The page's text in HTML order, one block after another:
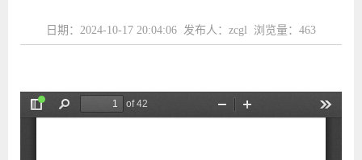
日期：2024-10-17 20:04:06 发布人：zcgl 浏览量： 463